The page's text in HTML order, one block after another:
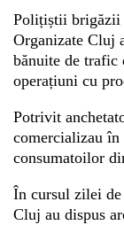
Polițiștii brigăzii
Organizate Cluj
bănuite de trafic
operațiuni cu
Potrivit
comercializau în
consumatoilor
În cursul zilei
Cluj au dispus